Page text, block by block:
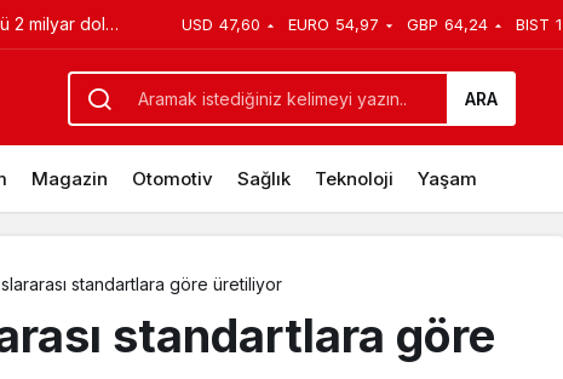
Fırsatı
USD 47,60 EURO 54,97 GBP 64,24 BIST
ARA
Magazin Otomotiv Sağlık Teknoloji Yaşam
standartlara göre üretiliyor
standartlara göre
göre üretiliyor